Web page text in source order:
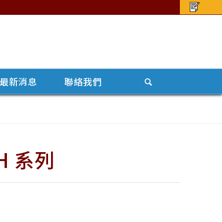
最新消息 聯絡我們
系列